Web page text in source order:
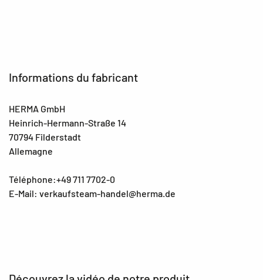
Informations du fabricant
HERMA GmbH
Heinrich-Hermann-Straße 14
70794 Filderstadt
Allemagne
Téléphone:+49 711 7702-0
E-Mail: verkaufsteam-handel@herma.de